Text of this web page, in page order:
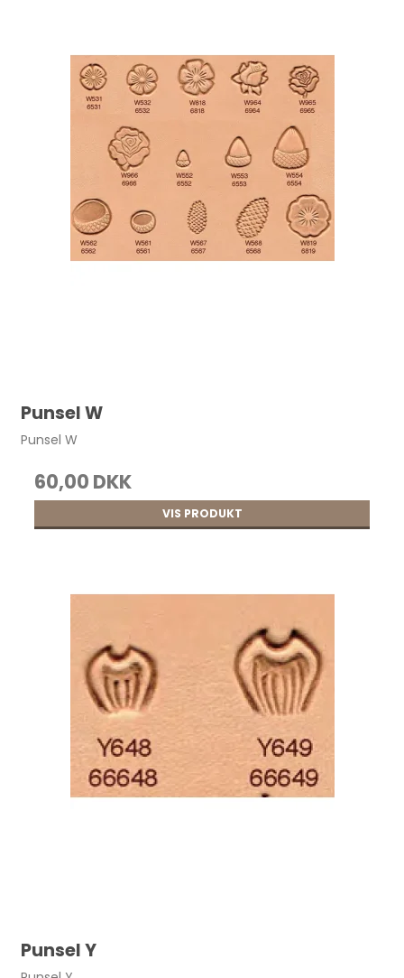
Punsel W
Punsel W
60,00 DKK
VIS PRODUKT
Punsel Y